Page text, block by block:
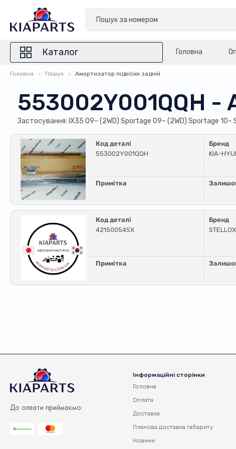
Каталог Головна
Головна Пошук Амортизатор підвіски задній
553002Y001QQH
Застосування: IX35 09~ (2WD) Sportage 09~ (2WD) Sportage 10~
Код деталі
553002Y001QQH
Бренд
KIA-
Примітка
Код деталі
42150054SX
Бренд
STELLOX
Примітка
До оплати приймаємо:
Інформаційні сторінки
Головна
Оплата
Доставка
Планова доставка габариту
Новини